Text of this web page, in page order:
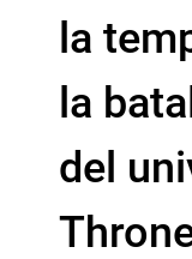
la
la
del